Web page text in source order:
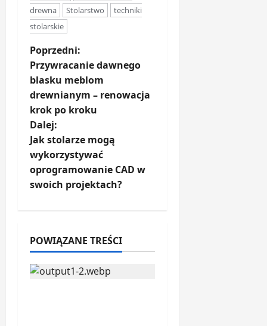
drewna
Stolarstwo
techniki
stolarskie
Z
o
b
a
c
z
i
s
Poprzedni:
Przywracanie dawnego
blasku meblom
drewnianym – renowacja
krok po kroku
Dalej:
Jak stolarze mogą
wykorzystywać
oprogramowanie CAD w
swoich projektach?
POWIĄZANE TREŚCI